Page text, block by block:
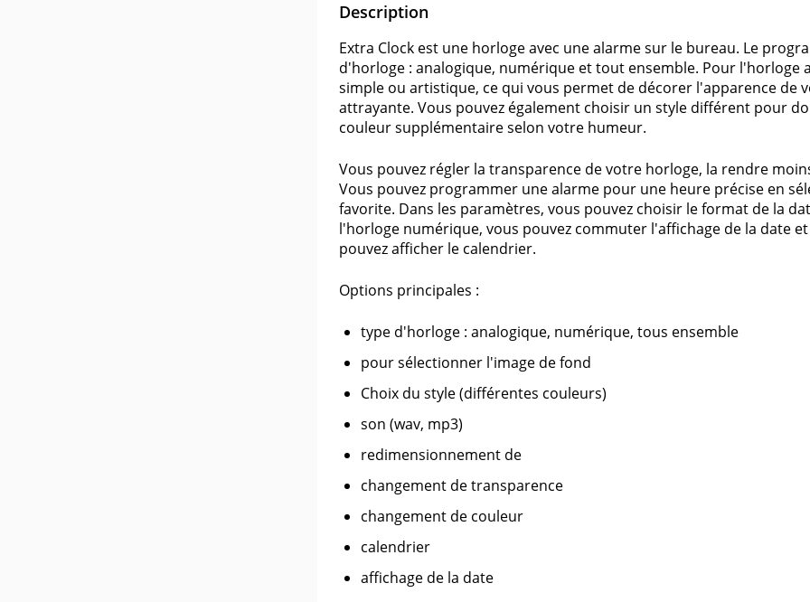
Description
Extra Clock est une horloge avec une alarme sur le bureau. Le
d'horloge : analogique, numérique et tout ensemble. Pour l'horloge
simple ou artistique, ce qui vous permet de décorer l'apparence de
attrayante. Vous pouvez également choisir un style différent pour
couleur supplémentaire selon votre humeur.
Vous pouvez régler la transparence de votre horloge, la rendre
Vous pouvez programmer une alarme pour une heure précise en
favorite. Dans les paramètres, vous pouvez choisir le format de la
l'horloge numérique, vous pouvez commuter l'affichage de la date
pouvez afficher le calendrier.
Options principales :
type d'horloge : analogique, numérique, tous ensemble
pour sélectionner l'image de fond
Choix du style (différentes couleurs)
son (wav, mp3)
redimensionnement de
changement de transparence
changement de couleur
calendrier
affichage de la date